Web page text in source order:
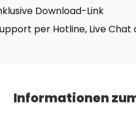
Download-Link
per Hotline, Live Chat
Informationen